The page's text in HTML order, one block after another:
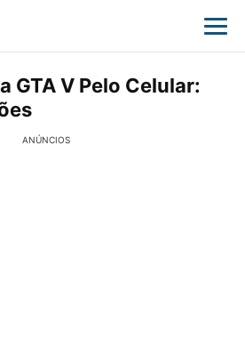
GTA V Pelo Celular:
ANÚNCIOS